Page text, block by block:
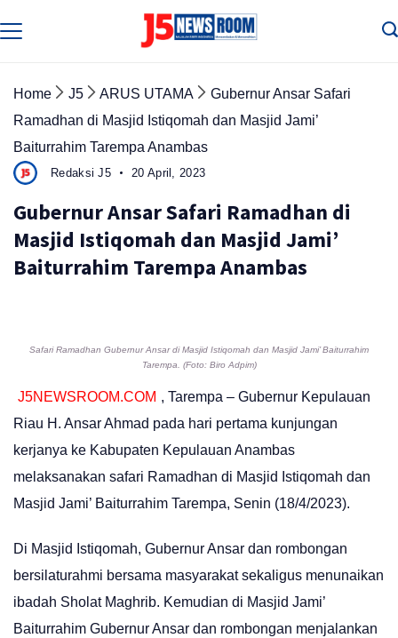
to
Home J5 ARUS UTAMA
Gubernur Ansar Safari
Ramadhan di Masjid Istiqomah dan Masjid Jami’
Baiturrahim Tarempa Anambas
Redaksi J5 20 April, 2023
Gubernur Ansar Safari Ramadhan di
Masjid Istiqomah dan Masjid Jami’
Baiturrahim Tarempa Anambas
Safari Ramadhan Gubernur Ansar di Masjid Istiqomah dan Masjid Jami’ Baiturrahim
Tarempa. (Foto: Biro Adpim)
J5NEWSROOM.COM , Tarempa – Gubernur Kepulauan
Riau H. Ansar Ahmad pada hari pertama kunjungan
kerjanya ke Kabupaten Kepulauan Anambas
melaksanakan safari Ramadhan di Masjid Istiqomah dan
Masjid Jami’ Baiturrahim Tarempa, Senin (18/4/2023).
Di Masjid Istiqomah, Gubernur Ansar dan rombongan
bersilaturahmi bersama masyarakat sekaligus menunaikan
ibadah Sholat Maghrib. Kemudian di Masjid Jami’
Baiturrahim Gubernur Ansar dan rombongan menjalankan